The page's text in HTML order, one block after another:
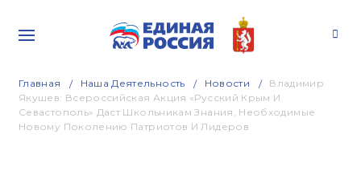
Главная Наша Деятельность Новости
Владимир
Якушев: Всероссийская Акция «Русский Крым И
Севастополь» Даст Школьникам Знания, Необходимые
Новому Поколению Патриотов И Лидеров